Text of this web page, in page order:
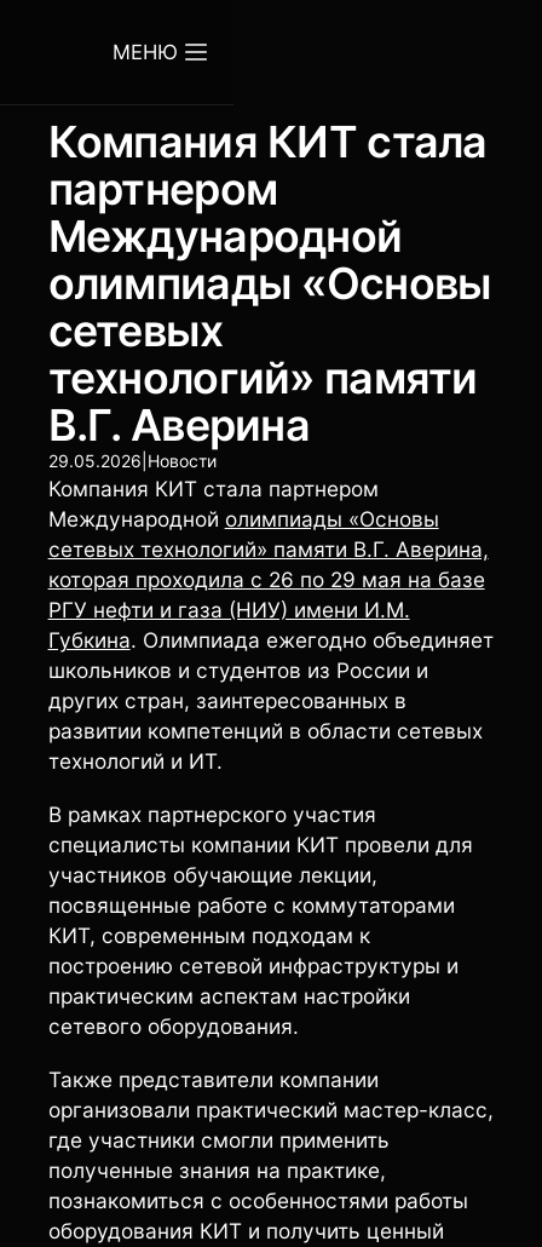
МЕНЮ
Компания КИТ стала
партнером
Международной
олимпиады «Основы
сетевых
технологий» памяти
В.Г. Аверина
29.05.2026 Новости
Компания КИТ стала партнером
Международной олимпиады «Основы
сетевых технологий» памяти В.Г. Аверина,
которая проходила с 26 по 29 мая на базе
РГУ нефти и газа (НИУ) имени И.М.
Губкина. Олимпиада ежегодно объединяет
школьников и студентов из России и
других стран, заинтересованных в
развитии компетенций в области сетевых
технологий и ИТ.
В рамках партнерского участия
специалисты компании КИТ провели для
участников обучающие лекции,
посвященные работе с коммутаторами
КИТ, современным подходам к
построению сетевой инфраструктуры и
практическим аспектам настройки
сетевого оборудования.
Также представители компании
организовали практический мастер-класс,
где участники смогли применить
полученные знания на практике,
познакомиться с особенностями работы
оборудования КИТ и получить ценный